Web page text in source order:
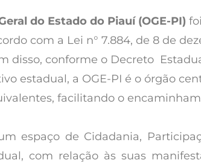
do Estado do Piauí (OGE-PI)
com a Lei n° 7.884, de 8 de
disso, conforme o Decreto
estadual, a OGE-PI é o órgão
facilitando o
espaço de Cidadania,
com relação às suas